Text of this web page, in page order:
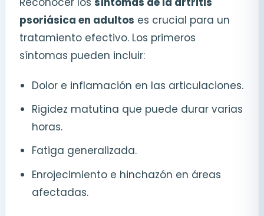
psoriásica en adultos es crucial para un
tratamiento efectivo. Los primeros
síntomas pueden incluir:
Dolor e inflamación en las articulaciones.
Rigidez matutina que puede durar varias
horas.
Fatiga generalizada.
Enrojecimiento e hinchazón en áreas
afectadas.